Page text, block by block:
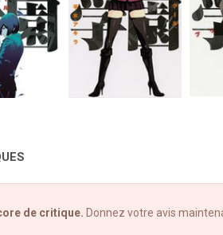
de critique. Donnez votre avis